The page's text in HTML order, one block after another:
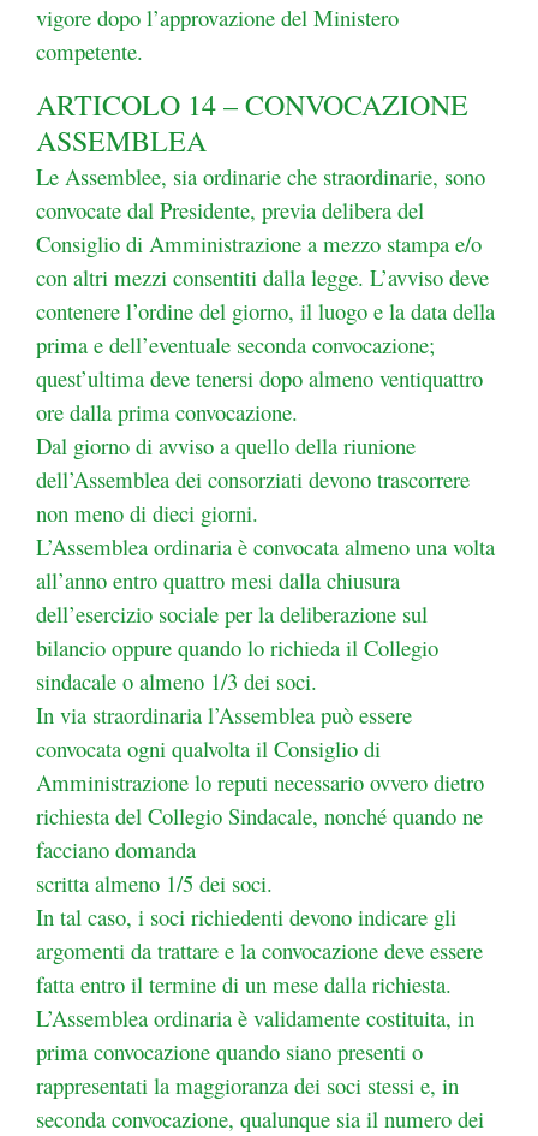
vigore dopo l’approvazione del Ministero
competente.
ARTICOLO 14 – CONVOCAZIONE
ASSEMBLEA
Le Assemblee, sia ordinarie che straordinarie, sono
convocate dal Presidente, previa delibera del
Consiglio di Amministrazione a mezzo stampa e/o
con altri mezzi consentiti dalla legge. L’avviso deve
contenere l’ordine del giorno, il luogo e la data della
prima e dell’eventuale seconda convocazione;
quest’ultima deve tenersi dopo almeno ventiquattro
ore dalla prima convocazione.
Dal giorno di avviso a quello della riunione
dell’Assemblea dei consorziati devono trascorrere
non meno di dieci giorni.
L’Assemblea ordinaria è convocata almeno una volta
all’anno entro quattro mesi dalla chiusura
dell’esercizio sociale per la deliberazione sul
bilancio oppure quando lo richieda il Collegio
sindacale o almeno 1/3 dei soci.
In via straordinaria l’Assemblea può essere
convocata ogni qualvolta il Consiglio di
Amministrazione lo reputi necessario ovvero dietro
richiesta del Collegio Sindacale, nonché quando ne
facciano domanda
scritta almeno 1/5 dei soci.
In tal caso, i soci richiedenti devono indicare gli
argomenti da trattare e la convocazione deve essere
fatta entro il termine di un mese dalla richiesta.
L’Assemblea ordinaria è validamente costituita, in
prima convocazione quando siano presenti o
rappresentati la maggioranza dei soci stessi e, in
seconda convocazione, qualunque sia il numero dei